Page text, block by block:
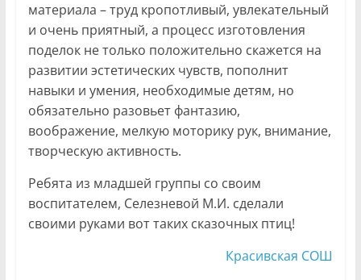
материала – труд кропотливый, увлекательный
и очень приятный, а процесс изготовления
поделок не только положительно скажется на
развитии эстетических чувств, пополнит
навыки и умения, необходимые детям, но
обязательно разовьет фантазию,
воображение, мелкую моторику рук, внимание,
творческую активность.
Ребята из младшей группы со своим
воспитателем, Селезневой М.И. сделали
своими руками вот таких сказочных птиц!
Красивская СОШ